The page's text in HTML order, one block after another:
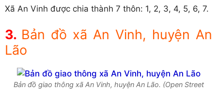
Xã An Vinh được chia thành 7 thôn: 1, 2, 3, 4, 5, 6, 7.
Bản đồ xã An Vinh, huyện An
Lão
Bản đồ giao thông xã An Vinh, huyện An Lão. (Open Street